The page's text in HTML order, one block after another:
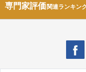
専門家評価関連ランキン